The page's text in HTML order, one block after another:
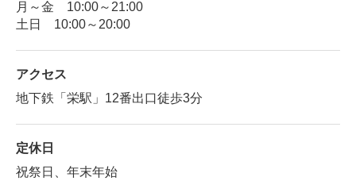
月～金 10:00～21:00
土日 10:00～20:00
アクセス
地下鉄「栄駅」12番出口徒歩3分
定休日
祝祭日、年末年始